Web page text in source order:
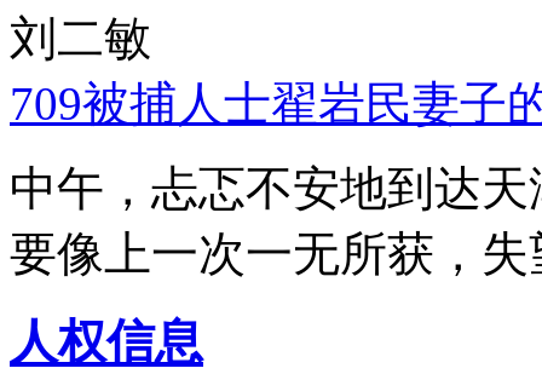
刘二敏
709被捕人士翟岩民妻子
中午，忐忑不安地到达
要像上一次一无所获，
人权信息